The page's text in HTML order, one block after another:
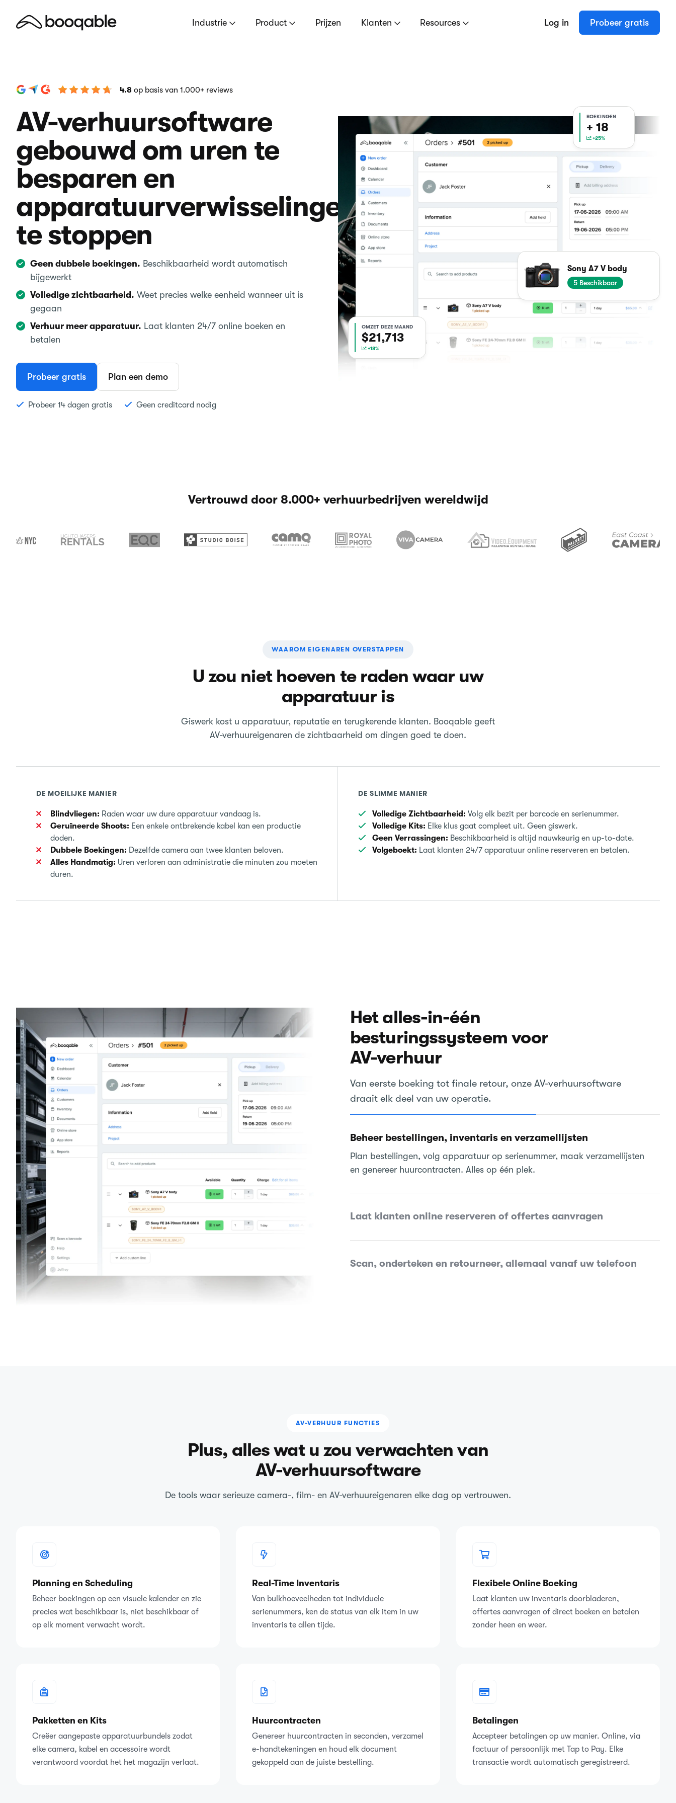
Industrie Product Prijzen Klanten Resources Log in Probeer gratis
4.8 op basis van 1.000+ reviews
AV-verhuursoftware
gebouwd om uren te
besparen en
apparatuurverwisselingen
te stoppen
Geen dubbele boekingen. Beschikbaarheid wordt automatisch
bijgewerkt
Volledige zichtbaarheid. Weet precies welke eenheid wanneer uit is
gegaan
Verhuur meer apparatuur. Laat klanten 24/7 online boeken en
betalen
Probeer gratis Plan een demo
Probeer 14 dagen gratis Geen creditcard nodig
BOEKINGEN
+ 19
+25%
Sony A7 V body
2Beschikbaar
OMZET DEZE MAAND
$22,040
+18%
Vertrouwd door 8.000+ verhuurbedrijven wereldwijd
WAAROM EIGENAREN OVERSTAPPEN
U zou niet hoeven te raden waar uw
apparatuur is
Giswerk kost u apparatuur, reputatie en terugkerende klanten. Booqable geeft
AV-verhuureigenaren de zichtbaarheid om dingen goed te doen.
DE MOEILIJKE MANIER
Blindvliegen: Raden waar uw dure apparatuur vandaag is.
Geruïneerde Shoots: Een enkele ontbrekende kabel kan een productie
doden.
Dubbele Boekingen: Dezelfde camera aan twee klanten beloven.
Alles Handmatig: Uren verloren aan administratie die minuten zou moeten
duren.
DE SLIMME MANIER
Volledige Zichtbaarheid: Volg elk bezit per barcode en serienummer.
Volledige Kits: Elke klus gaat compleet uit. Geen giswerk.
Geen Verrassingen: Beschikbaarheid is altijd nauwkeurig en up-to-date.
Volgeboekt: Laat klanten 24/7 apparatuur online reserveren en betalen.
Het alles-in-één
besturingssysteem voor
AV-verhuur
Van eerste boeking tot finale retour, onze AV-verhuursoftware
draait elk deel van uw operatie.
Beheer bestellingen, inventaris en verzamellijsten
Plan bestellingen, volg apparatuur op serienummer, maak verzamellijsten
en genereer huurcontracten. Alles op één plek.
Laat klanten online reserveren of offertes aanvragen
Scan, onderteken en retourneer, allemaal vanaf uw telefoon
AV-VERHUUR FUNCTIES
Plus, alles wat u zou verwachten van
AV-verhuursoftware
De tools waar serieuze camera-, film- en AV-verhuureigenaren elke dag op vertrouwen.
Planning en Scheduling
Beheer boekingen op een visuele kalender en zie
precies wat beschikbaar is, niet beschikbaar of
op elk moment verwacht wordt.
Real-Time Inventaris
Van bulkhoeveelheden tot individuele
serienummers, ken de status van elk item in uw
inventaris te allen tijde.
Flexibele Online Boeking
Laat klanten uw inventaris doorbladeren,
offertes aanvragen of direct boeken en betalen
zonder heen en weer.
Pakketten en Kits
Creëer aangepaste apparatuurbundels zodat
elke camera, kabel en accessoire wordt
verantwoord voordat het het magazijn verlaat.
Huurcontracten
Genereer huurcontracten in seconden, verzamel
e-handtekeningen en houd elk document
gekoppeld aan de juiste bestelling.
Betalingen
Accepteer betalingen op uw manier. Online, via
factuur of persoonlijk met Tap to Pay. Elke
transactie wordt automatisch geregistreerd.